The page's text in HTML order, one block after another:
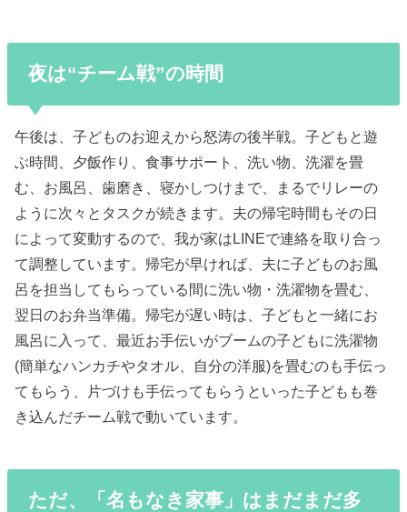
夜は“チーム戦”の時間
午後は、子どものお迎えから怒涛の後半戦。子どもと遊
ぶ時間、夕飯作り、食事サポート、洗い物、洗濯を畳
む、お風呂、歯磨き、寝かしつけまで、まるでリレーの
ように次々とタスクが続きます。夫の帰宅時間もその日
によって変動するので、我が家はLINEで連絡を取り合っ
て調整しています。帰宅が早ければ、夫に子どものお風
呂を担当してもらっている間に洗い物・洗濯物を畳む、
翌日のお弁当準備。帰宅が遅い時は、子どもと一緒にお
風呂に入って、最近お手伝いがブームの子どもに洗濯物
(簡単なハンカチやタオル、自分の洋服)を畳むのも手伝っ
てもらう、片づけも手伝ってもらうといった子どもも巻
き込んだチーム戦で動いています。
ただ、「名もなき家事」はまだまだ多